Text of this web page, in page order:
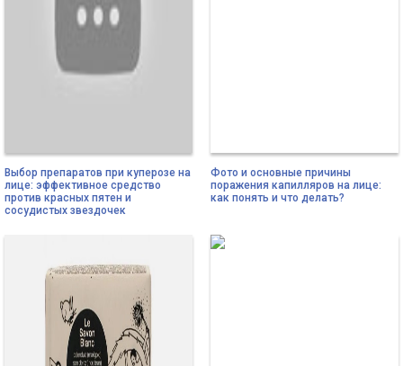
Выбор препаратов при куперозе на
лице: эффективное средство
против красных пятен и
сосудистых звездочек
Фото и основные причины
поражения капилляров на лице:
как понять и что делать?